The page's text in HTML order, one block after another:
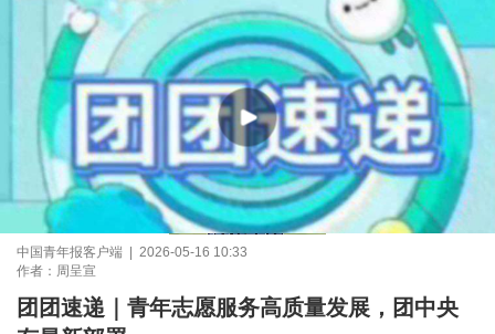
中国青年报客户端 | 2026-05-16 10:33
作者：周呈宣
团团速递｜青年志愿服务高质量发展，团中央